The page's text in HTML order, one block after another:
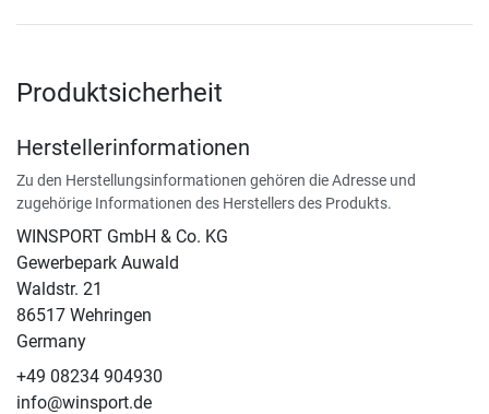
Produktsicherheit
Herstellerinformationen
Zu den Herstellungsinformationen gehören die Adresse und
zugehörige Informationen des Herstellers des Produkts.
WINSPORT GmbH & Co. KG
Gewerbepark Auwald
Waldstr. 21
86517 Wehringen
Germany
+49 08234 904930
info@winsport.de